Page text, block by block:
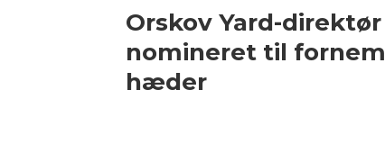
Orskov Yard-direktør
nomineret til fornem
hæder